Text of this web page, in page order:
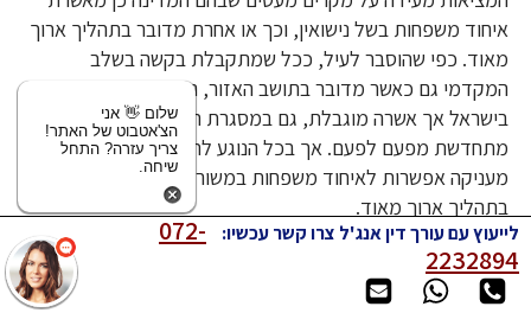
איחוד משפחות בשל נישואין, וכך או אחרת מדובר בתהליך ארוך
מאוד. כפי שהוסבר לעיל, ככל שמתקבלת בקשה בשלב
המקדמי גם כאשר מדובר בתושב האזור, ניתנת אשרת שהייה
בישראל אך אשרה מוגבלת, גם במסגרת ההליך המדורג האשרה
מתחדשת מפעם לפעם. אך בכל הנוגע לתושבי האזור, המדינה
מעניקה אפשרות לאיחוד משפחות במשורה, וכך או אחרת מדובר
בתהליך ארוך מאוד.
היעזרות בעורך דין לאיחוד משפחות:
לייעוץ עם עורך דין אנג'ל צרו קשר עכשיו:
072-
2232894
שלום 👋 אני
הצ'אטבוט של האתר!
צריך עזרה? התחל
שיחה.